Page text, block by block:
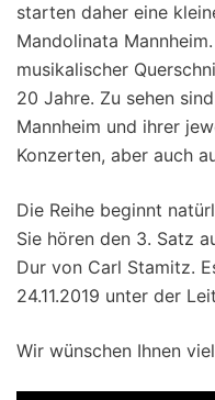
starten daher eine
Mandolinata
musikalischer
20 Jahre. Zu sehen
Mannheim und ihrer
Konzerten, aber auch
Die Reihe beginnt
Sie hören den 3. Satz
Dur von Carl Stamitz.
24.11.2019 unter der
Wir wünschen Ihnen